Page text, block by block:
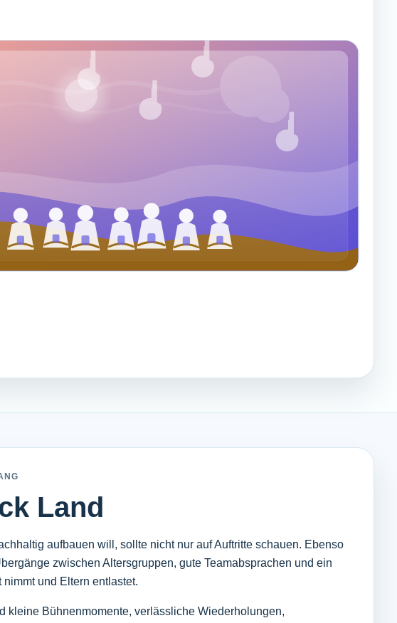
Land
aufbauen will, sollte nicht nur auf Auftritte schauen. Ebenso
zwischen Altersgruppen, gute Teamabsprachen und ein
und Eltern entlastet.
kleine Bühnenmomente, verlässliche Wiederholungen,